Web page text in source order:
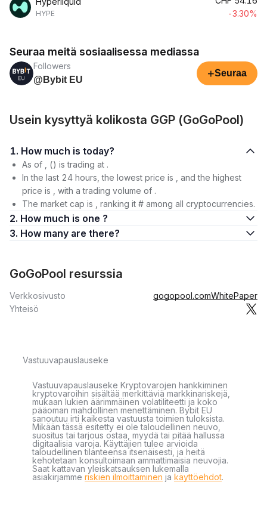
HYPE
-3.30%
Seuraa meitä sosiaalisessa mediassa
Followers
@Bybit EU
+Seuraa
Usein kysyttyä kolikosta GGP (GoGoPool)
1. How much is today?
As of , () is trading at .
In the last 24 hours, the lowest price is , and the highest
price is , with a trading volume of .
The market cap is , ranking it # among all cryptocurrencies.
2. How much is one ?
3. How many are there?
GoGoPool resurssia
Verkkosivusto gogopool.comWhitePaper
Yhteisö
Vastuuvapauslauseke
Vastuuvapauslauseke Kryptovarojen hankkiminen
kryptovaroihin sisältää merkittäviä markkinariskejä,
mukaan lukien äärimmäinen volatiliteetti ja koko
pääoman mahdollinen menettäminen. Bybit EU
sanoutuu irti kaikesta vastuusta toimien tuloksista.
Mikään tässä esitetty ei ole taloudellinen neuvo,
suositus tai tarjous ostaa, myydä tai pitää hallussa
digitaalisia varoja. Käyttäjien tulee arvioida
taloudellinen tilanteensa itsenäisesti, ja heitä
kehotetaan konsultoimaan ammattimaisia neuvojia.
Saat kattavan yleiskatsauksen lukemalla
asiakirjamme riskien ilmoittaminen ja käyttöehdot.